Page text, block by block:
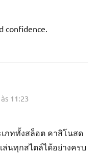
confidence.
11:23
เภททั้งสล็อต คาสิโนสด
ล่นทุกสไตล์ได้อย่างครบ